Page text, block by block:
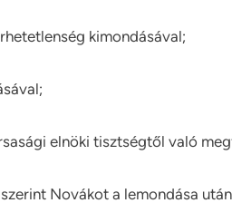
kimondásával;
elnöki tisztségtől való
Novákot a lemondása